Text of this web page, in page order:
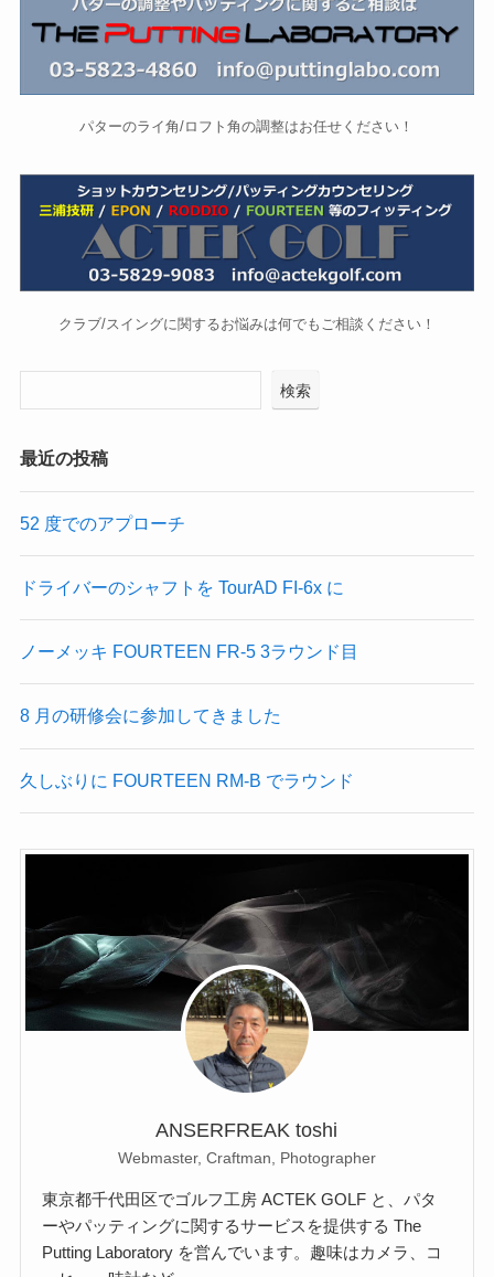
パターのライ角/ロフト角の調整はお任せください！
クラブ/スイングに関するお悩みは何でもご相談ください！
検索
最近の投稿
52 度でのアプローチ
ドライバーのシャフトを TourAD FI-6x に
ノーメッキ FOURTEEN FR-5 3ラウンド目
8 月の研修会に参加してきました
久しぶりに FOURTEEN RM-B でラウンド
ANSERFREAK toshi
Webmaster, Craftman, Photographer
東京都千代田区でゴルフ工房 ACTEK GOLF と、パタ
ーやパッティングに関するサービスを提供する The
Putting Laboratory を営んでいます。趣味はカメラ、コ